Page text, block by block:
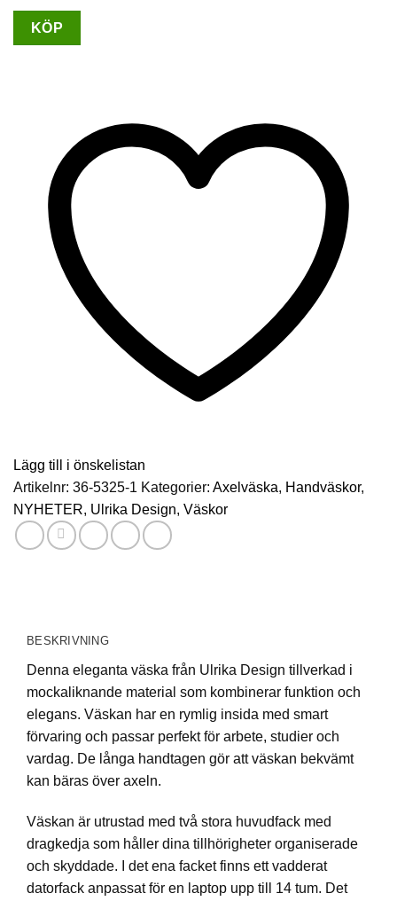
Ulrika
KÖP
Lägg till i önskelistan
Artikelnr: 36-5325-1 Kategorier: Axelväska, Handväskor,
NYHETER, Ulrika Design, Väskor
BESKRIVNING
Denna eleganta väska från Ulrika Design tillverkad i
mockaliknande material som kombinerar funktion och
elegans. Väskan har en rymlig insida med smart
förvaring och passar perfekt för arbete, studier och
vardag. De långa handtagen gör att väskan bekvämt
kan bäras över axeln.
Väskan är utrustad med två stora huvudfack med
dragkedja som håller dina tillhörigheter organiserade
och skyddade. I det ena facket finns ett vadderat
datorfack anpassat för en laptop upp till 14 tum. Det